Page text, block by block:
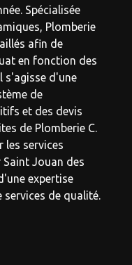
Spécialisée
Plomberie
afin de
en fonction des
s'agisse d'une
de
et des devis
de Plomberie C.
les services
Jouan des
expertise
services de qualité.